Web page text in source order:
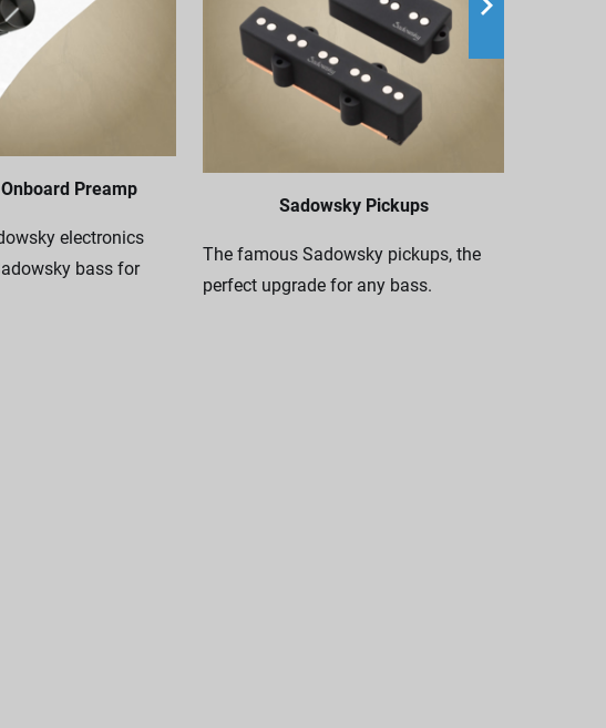
Preamp
electronics
bass for
Sadowsky Pickups
The famous Sadowsky pickups, the
perfect upgrade for any bass.